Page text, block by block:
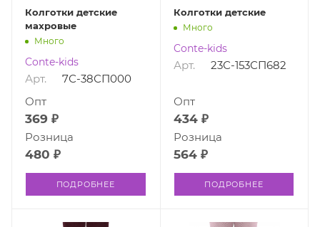
Колготки детские
махровые
Много
Conte-kids
Арт. 7С-38СП000
369 ₽
Опт
480 ₽
Розница
ПОДРОБНЕЕ
Колготки детские
Много
Conte-kids
Арт. 23С-153СП682
434 ₽
Опт
564 ₽
Розница
ПОДРОБНЕЕ